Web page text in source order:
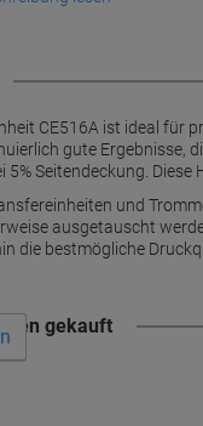
CE516A ist ideal für
gute Ergebnisse,
5% Seitendeckung.
und
ausgetauscht
die bestmögliche
gekauft